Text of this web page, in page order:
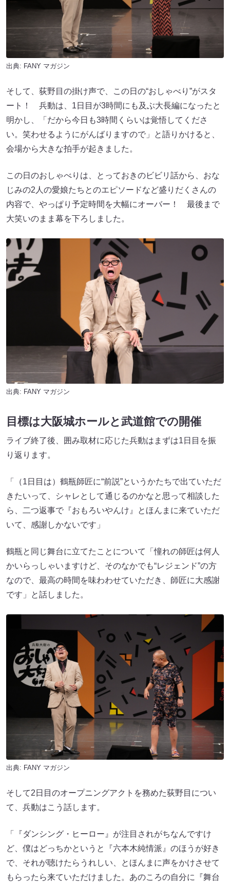
出典: FANY マガジン
そして、荻野目の掛け声で、この日の“おしゃべり”がスタ
ート！ 兵動は、1日目が3時間にも及ぶ大長編になったと
明かし、「だから今日も3時間くらいは覚悟してくださ
い。笑わせるようにがんばりますので」と語りかけると、
会場から大きな拍手が起きました。
この日のおしゃべりは、とっておきのビビリ話から、おな
じみの2人の愛娘たちとのエピソードなど盛りだくさんの
内容で、やっぱり予定時間を大幅にオーバー！ 最後まで
大笑いのまま幕を下ろしました。
出典: FANY マガジン
目標は大阪城ホールと武道館での開催
ライブ終了後、囲み取材に応じた兵動はまずは1日目を振
り返ります。
「（1日目は）鶴瓶師匠に“前説”というかたちで出ていただ
きたいって、シャレとして通じるのかなと思って相談した
ら、二つ返事で『おもろいやんけ』とほんまに来ていただ
いて、感謝しかないです」
鶴瓶と同じ舞台に立てたことについて「憧れの師匠は何人
かいらっしゃいますけど、そのなかでも“レジェンド”の方
なので、最高の時間を味わわせていただき、師匠に大感謝
です」と話しました。
出典: FANY マガジン
そして2日目のオープニングアクトを務めた荻野目につい
て、兵動はこう話します。
「『ダンシング・ヒーロー』が注目されがちなんですけ
ど、僕はどっちかというと『六本木純情派』のほうが好き
で、それが聴けたらうれしい、とほんまに声をかけさせて
もらったら来ていただけました。あのころの自分に『舞台